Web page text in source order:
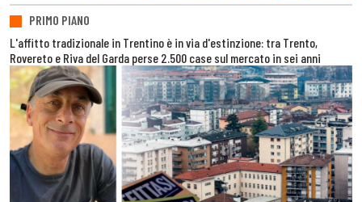
PRIMO PIANO
L'affitto tradizionale in Trentino è in via d'estinzione: tra Trento,
Rovereto e Riva del Garda perse 2.500 case sul mercato in sei anni